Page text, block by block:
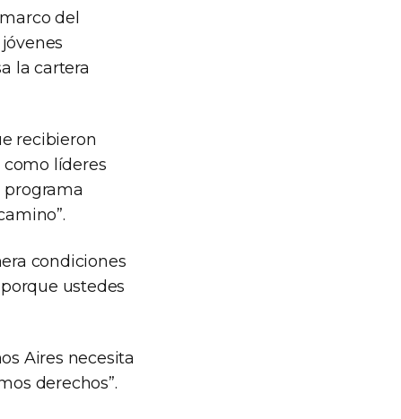
del
la cartera
recibieron
líderes
programa
condiciones
ustedes
Aires necesita
derechos”.